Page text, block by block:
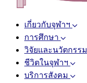
เกี่ยวกับจุฬาฯ
การศึกษา
วิจัยและนวัตกรรม
ชีวิตในจุฬาฯ
บริการสังคม